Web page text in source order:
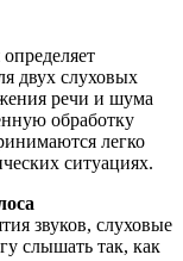
двух слуховых
речи и шума
обработку
легко
ситуациях.
звуков, слуховые
слышать так, как